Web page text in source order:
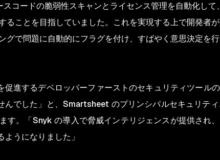
コードの脆弱性スキャンとライセンス管理を自動化し
ることを目指していました。これを実現する上で開発者
グで問題に自動的にフラグを付け、すばやく意思決定を
促進するデベロッパーファーストのセキュリティツール
んでした」と、Smartsheet のプリンシパルセキュリテ
す。「Snyk の導入で脅威インテリジェンスが提供され
うになりました」